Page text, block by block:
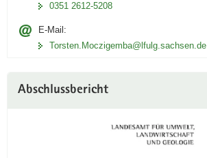
0351 2612-5208
E-Mail:
Torsten.Moczigemba­@lfulg.sachsen.de
Abschlussbericht